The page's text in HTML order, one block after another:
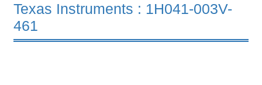
Texas Instruments : 1H041-003V-
461